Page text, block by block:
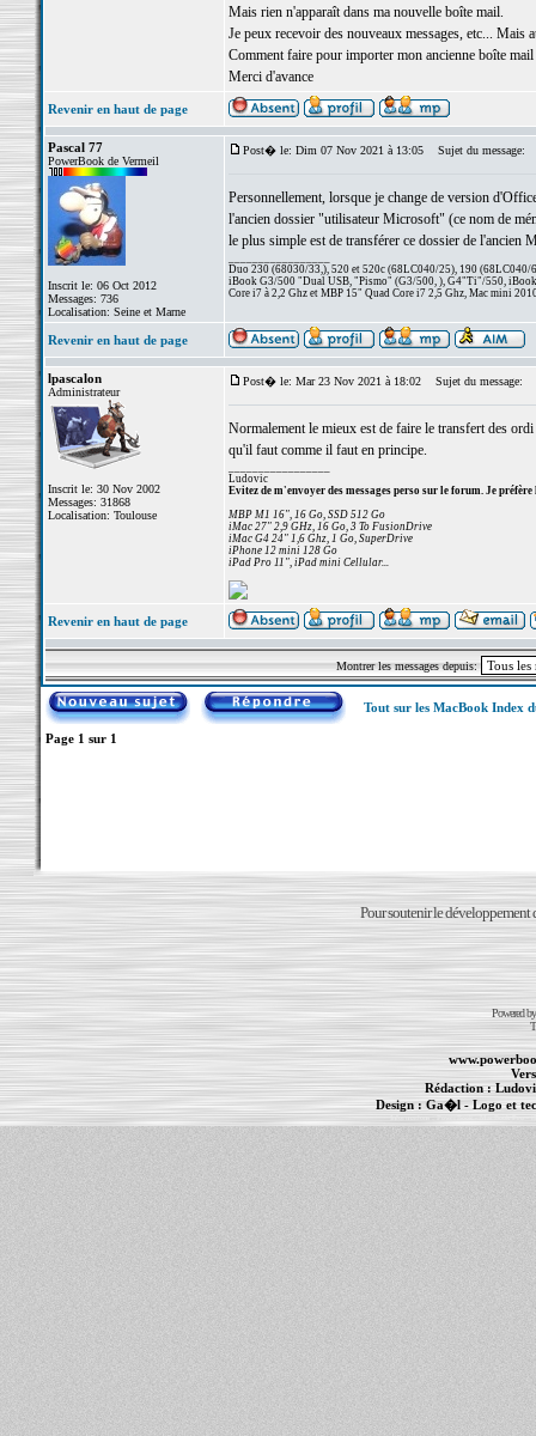
Mais rien n'apparaît dans ma nouvelle boîte mail.
Je peux recevoir des nouveaux messages, etc... Mais
Comment faire pour importer mon ancienne boîte
Merci d'avance
Revenir en haut de page
Pascal 77
PowerBook de Vermeil
Inscrit le: 06 Oct 2012
Messages: 736
Localisation: Seine et Marne
Post� le: Dim 07 Nov 2021 à 13:05 Sujet du message:
Personnellement, lorsque je change de version
l'ancien dossier "utilisateur Microsoft" (ce nom de
le plus simple est de transférer ce dossier de l'ancien
Duo 230 (68030/33,), 520 et 520c (68LC040/25), 190 (68LC040/
iBook G3/500 "Dual USB, "Pismo" (G3/500, ), G4"Ti"/550,
Core i7 à 2,2 Ghz et MBP 15" Quad Core i7 2,5 Ghz, Mac mini
Revenir en haut de page
lpascalon
Administrateur
Inscrit le: 30 Nov 2002
Messages: 31868
Localisation: Toulouse
Post� le: Mar 23 Nov 2021 à 18:02 Sujet du message:
Normalement le mieux est de faire le transfert des
qu'il faut comme il faut en principe.
Ludovic
Evitez de m'envoyer des messages perso sur le forum. Je préfère
MBP M1 16", 16 Go, SSD 512 Go
iMac 27" 2,9 GHz, 16 Go, 3 To FusionDrive
iMac G4 24" 1,6 Ghz, 1 Go, SuperDrive
iPhone 12 mini 128 Go
iPad Pro 11", iPad mini Cellular...
Revenir en haut de page
Montrer les messages depuis:
Tout sur les MacBook Index
Page 1 sur 1
Pour soutenir le développement
Powered
Rédaction :
Design : Ga�l - Logo et
Informations :